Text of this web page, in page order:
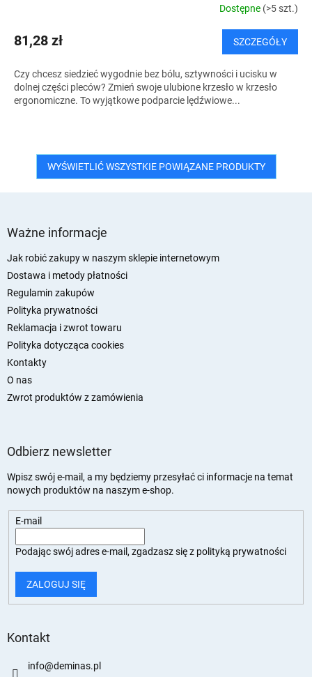
Dostępne (>5 szt.)
81,28 zł SZCZEGÓŁY
Czy chcesz siedzieć wygodnie bez bólu, sztywności i ucisku w
dolnej części pleców? Zmień swoje ulubione krzesło w krzesło
ergonomiczne. To wyjątkowe podparcie lędźwiowe...
WYŚWIETLIĆ WSZYSTKIE POWIĄZANE PRODUKTY
Ważne informacje
Jak robić zakupy w naszym sklepie internetowym
Dostawa i metody płatności
Regulamin zakupów
Polityka prywatności
Reklamacja i zwrot towaru
Polityka dotycząca cookies
Kontakty
O nas
Zwrot produktów z zamówienia
Odbierz newsletter
Wpisz swój e-mail, a my będziemy przesyłać ci informacje na temat
nowych produktów na naszym e-shop.
E-mail
Podając swój adres e-mail, zgadzasz się z polityką prywatności
ZALOGUJ SIĘ
Kontakt
info@deminas.pl